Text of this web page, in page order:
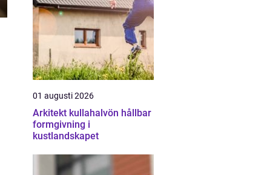
01 augusti 2026
Arkitekt kullahalvön hållbar
formgivning i
kustlandskapet